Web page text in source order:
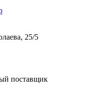
25/5
поставщик